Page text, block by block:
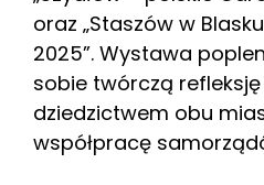
oraz „Staszów w
2025”. Wystawa
sobie twórczą
dziedzictwem obu
współpracę